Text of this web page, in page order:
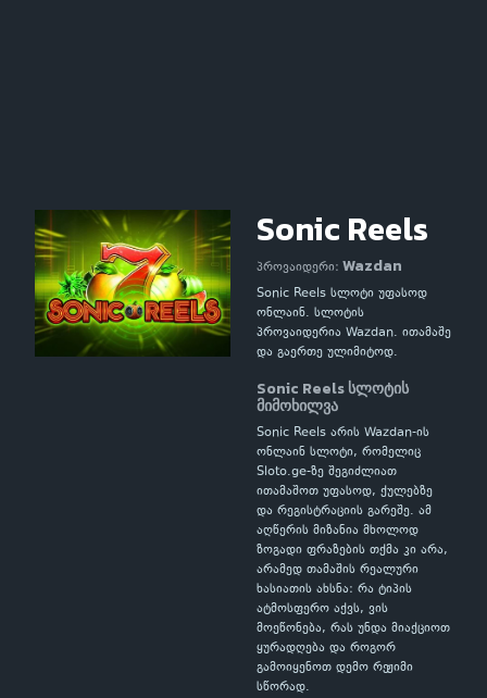
Sonic Reels
პროვაიდერი: Wazdan
Sonic Reels სლოტი უფასოდ
ონლაინ. სლოტის
პროვაიდერია Wazdan. ითამაშე
და გაერთე ულიმიტოდ.
Sonic Reels სლოტის
მიმოხილვა
Sonic Reels არის Wazdan-ის
ონლაინ სლოტი, რომელიც
Sloto.ge-ზე შეგიძლიათ
ითამაშოთ უფასოდ, ქულებზე
და რეგისტრაციის გარეშე. ამ
აღწერის მიზანია მხოლოდ
ზოგადი ფრაზების თქმა კი არა,
არამედ თამაშის რეალური
ხასიათის ახსნა: რა ტიპის
ატმოსფერო აქვს, ვის
მოეწონება, რას უნდა მიაქციოთ
ყურადღება და როგორ
გამოიყენოთ დემო რეჟიმი
სწორად.